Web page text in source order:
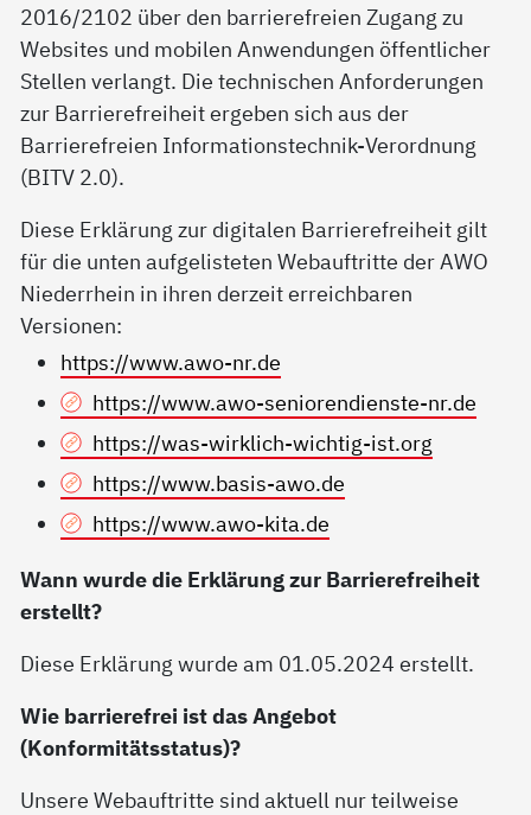
2016/2102 über den barrierefreien Zugang zu
Websites und mobilen Anwendungen öffentlicher
Stellen verlangt. Die technischen Anforderungen
zur Barrierefreiheit ergeben sich aus der
Barrierefreien Informationstechnik-Verordnung
(BITV 2.0).
Diese Erklärung zur digitalen Barrierefreiheit gilt
für die unten aufgelisteten Webauftritte der AWO
Niederrhein in ihren derzeit erreichbaren
Versionen:
https://www.awo-nr.de
https://www.awo-seniorendienste-nr.de
https://was-wirklich-wichtig-ist.org
https://www.basis-awo.de
https://www.awo-kita.de
Wann wurde die Erklärung zur Barrierefreiheit
erstellt?
Diese Erklärung wurde am 01.05.2024 erstellt.
Wie barrierefrei ist das Angebot
(Konformitätsstatus)?
Unsere Webauftritte sind aktuell nur teilweise